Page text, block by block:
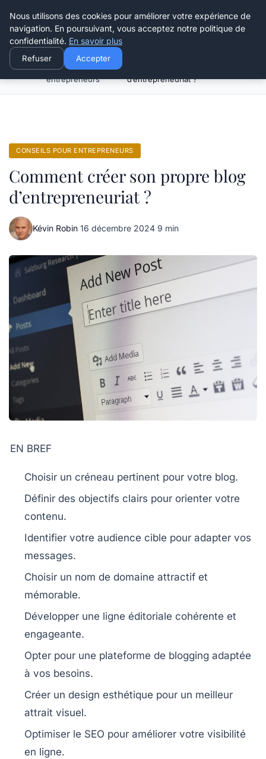
Henry Panky
Conseils pour
entrepreneurs
d’entrepreneuriat ?
CONSEILS POUR ENTREPRENEURS
Comment créer son propre blog
d’entrepreneuriat ?
Kévin Robin·16 décembre 2024·9 min
EN BREF
Choisir un créneau pertinent pour votre blog.
Définir des objectifs clairs pour orienter votre
contenu.
Identifier votre audience cible pour adapter vos
messages.
Choisir un nom de domaine attractif et
mémorable.
Développer une ligne éditoriale cohérente et
engageante.
Opter pour une plateforme de blogging adaptée
à vos besoins.
Créer un design esthétique pour un meilleur
attrait visuel.
Optimiser le SEO pour améliorer votre visibilité
en ligne.
Nous utilisons des cookies pour améliorer votre expérience de
navigation. En poursuivant, vous acceptez notre politique de
confidentialité. En savoir plus
Refuser Accepter